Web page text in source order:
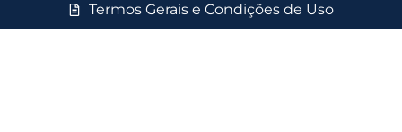
Termos Gerais e Condições de Uso